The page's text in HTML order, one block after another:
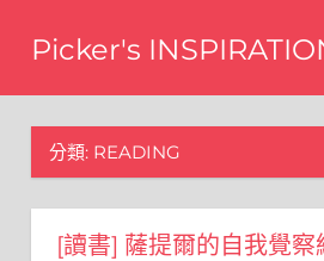
Picker's
分類: READING
[讀書] 薩提爾的自我覺察